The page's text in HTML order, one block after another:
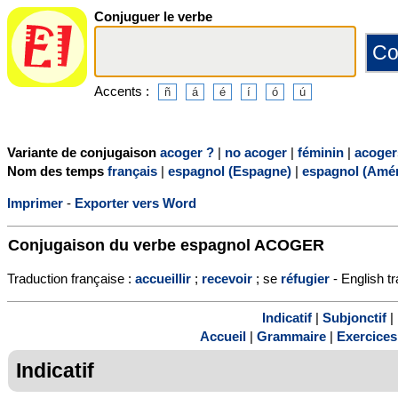
Conjuguer le verbe
Accents :
Variante de conjugaison acoger ? | no acoger | féminin |
Nom des temps français | espagnol (Espagne) | espagnol
Imprimer - Exporter vers Word
Conjugaison du verbe espagnol ACOGER
Traduction française : accueillir ; recevoir ; se réfugier - English
Indicatif| Subjonctif|
Accueil
Grammaire Exercices
Indicatif